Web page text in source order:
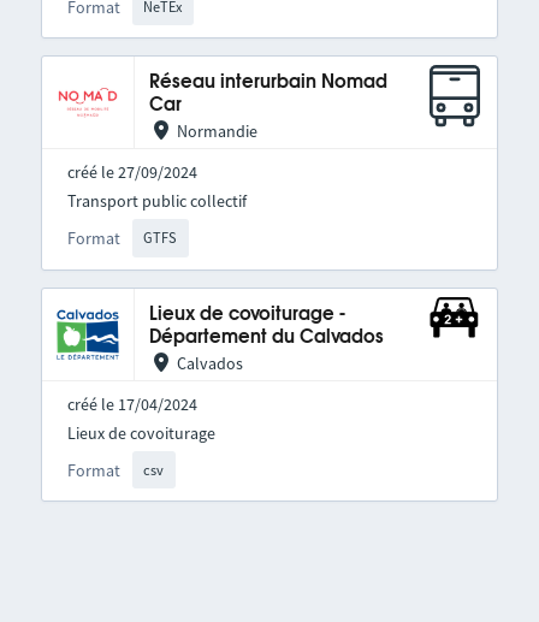
Format NeTEx
Réseau interurbain Nomad
Car
Normandie
créé le 27/09/2024
Format GTFS
Transport public collectif
Lieux de covoiturage -
Département du Calvados
Calvados
créé le 17/04/2024
Format csv
Lieux de covoiturage